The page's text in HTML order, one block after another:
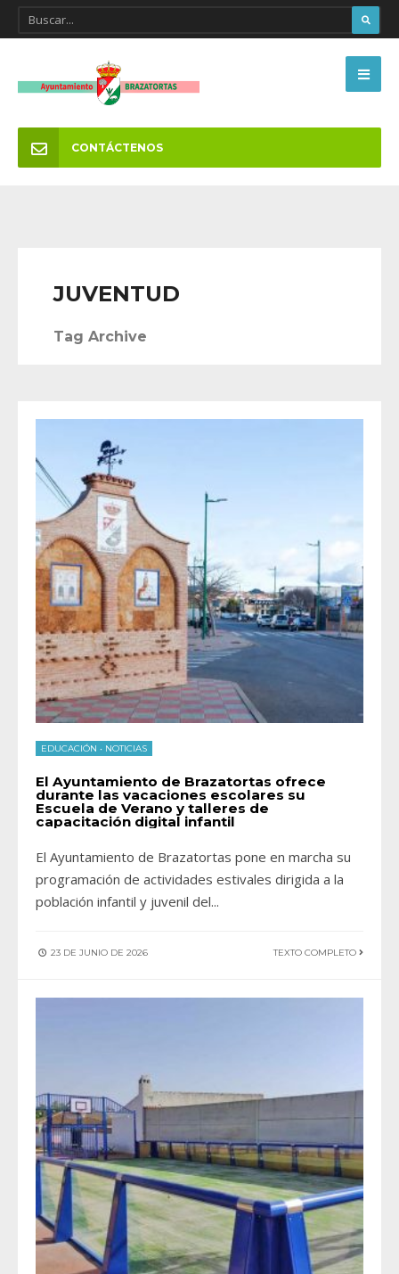
CONTÁCTENOS
JUVENTUD
Tag Archive
EDUCACIÓN • NOTICIAS
El Ayuntamiento de Brazatortas ofrece
durante las vacaciones escolares su
Escuela de Verano y talleres de
capacitación digital infantil
El Ayuntamiento de Brazatortas pone en marcha su
programación de actividades estivales dirigida a la
población infantil y juvenil del...
23 DE JUNIO DE 2026 TEXTO COMPLETO